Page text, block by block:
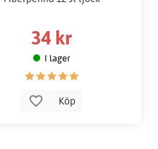
34 kr
I lager
Köp